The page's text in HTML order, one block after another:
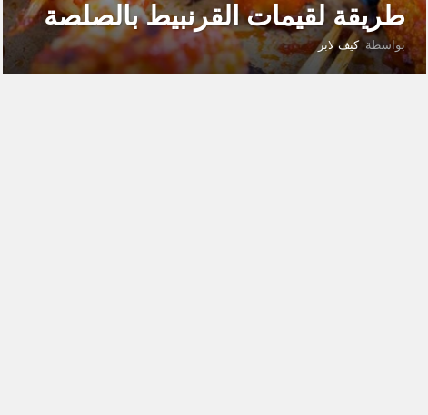
طريقة لقيمات القرنبيط بالصلصة
بواسطة كيف لابز